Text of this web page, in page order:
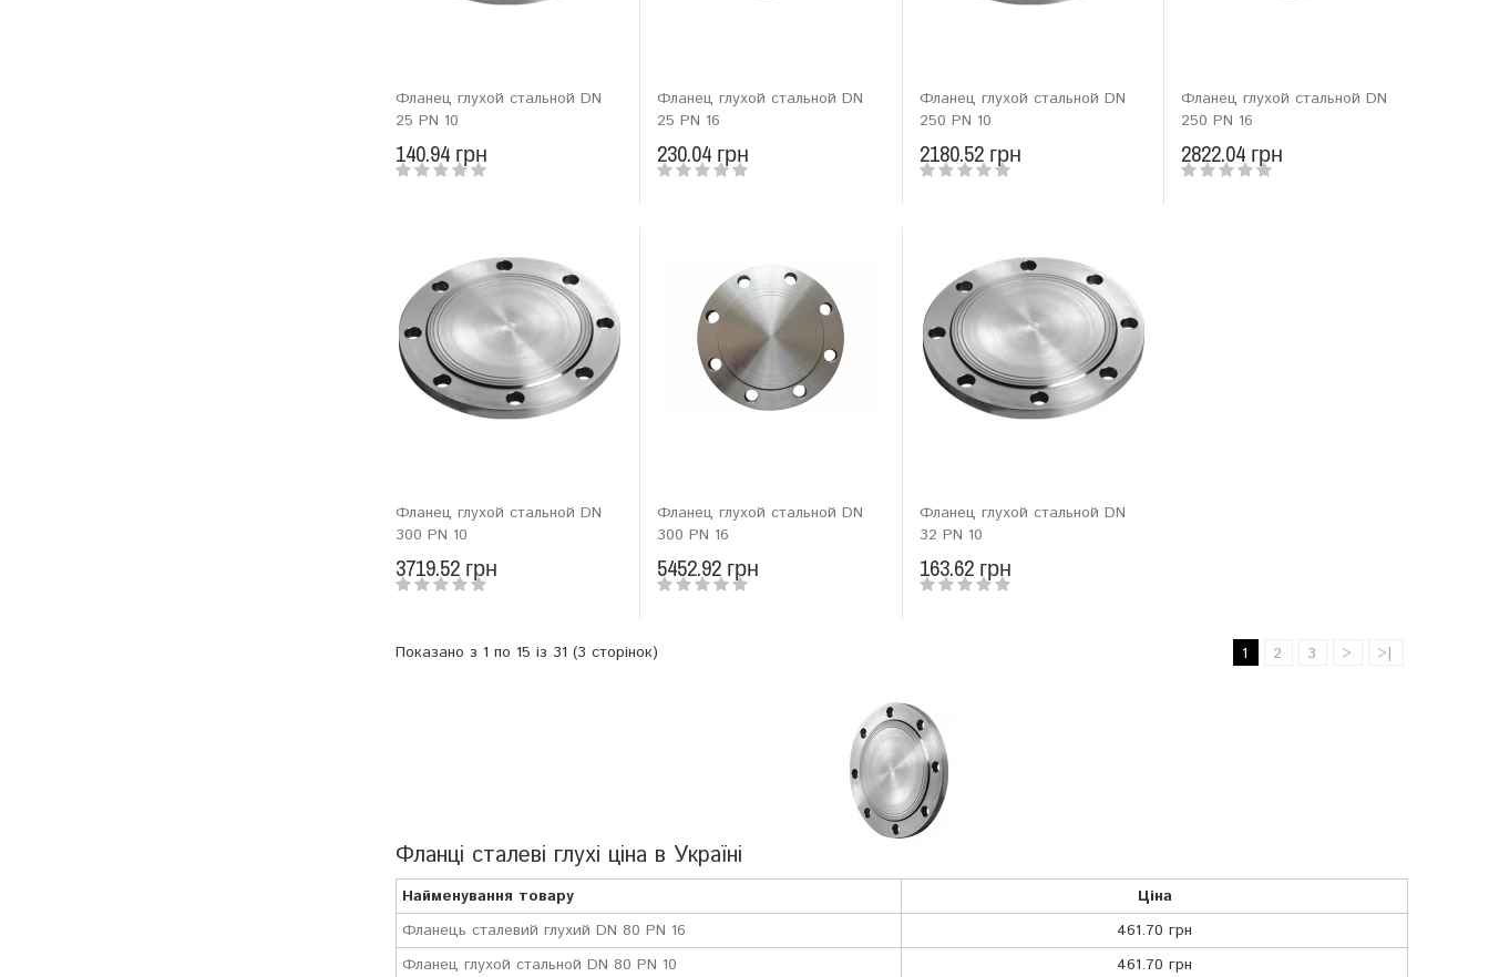
Фланец глухой стальной DN
25 PN 10
140.94 грн
Фланец глухой стальной DN
25 PN 16
230.04 грн
Фланец глухой стальной DN
250 PN 10
2180.52 грн
Фланец глухой стальной DN
250 PN 16
2822.04 грн
Фланец глухой стальной DN
300 PN 10
3719.52 грн
Фланец глухой стальной DN
300 PN 16
5452.92 грн
Фланец глухой стальной DN
32 PN 10
163.62 грн
1 2 3 > >|
Показано з 1 по 15 із 31 (3 сторінок)
Фланці сталеві глухі ціна в Україні
Найменування товару
Ціна
Фланець сталевий глухий DN 80 PN 16
461.70 грн
Фланец глухой стальной DN 80 PN 10
461.70 грн